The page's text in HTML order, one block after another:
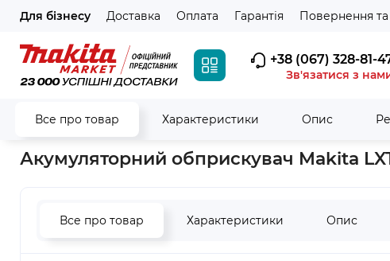
Для бізнесу Доставка Оплата Гарантія Повернення та
+38 (067) 328-81-
Зв'язатися з
Все про товар Характеристики Опис
Головна Акумуляторний інструмент LXT - 18V Акумуляторний
Акумуляторний обприскувач Makita
Все про товар Характеристики Опис